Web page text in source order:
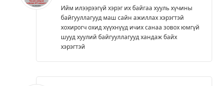
Ийм илээрээгүй хэрэг их байгаа хууль хүчины
байгууллагууд маш сайн ажиллах хэрэгтэй
хохирогч охид хүүхнүүд ичих санаа зовох юмгүй
шууд хуулий байгууллагууд хандаж байх
хэрэгтэй